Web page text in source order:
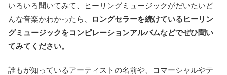
いろいろ聞いてみて、ヒーリングミュージックがだいたいど
んな音楽かわかったら、
ロングセラーを続けているヒーリン
グミュージックをコンピレーションアルバムなどでぜひ聞い
てみてください。
誰もが知っているアーティストの名前や、コマーシャルやテ